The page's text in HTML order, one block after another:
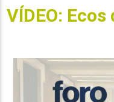
VÍDEO: